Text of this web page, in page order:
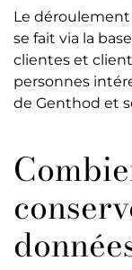
Le déroulement
se fait via la
clientes et
personnes
de Genthod et